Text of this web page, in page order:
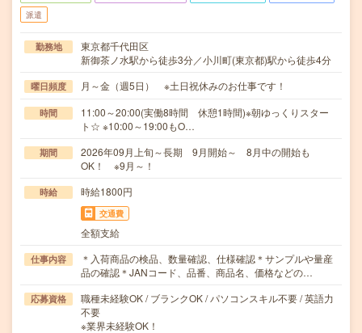
派遣
勤務地
東京都千代田区
新御茶ノ水駅から徒歩3分／小川町(東京都)駅から徒歩4分
曜日頻度 月～金（週5日） ※土日祝休みのお仕事です！
時間
11:00～20:00(実働8時間 休憩1時間)※朝ゆっくりスター
ト☆ ※10:00～19:00もO…
期間
2026年09月上旬～長期 9月開始～ 8月中の開始も
OK！ ※9月～！
時給 時給1800円
交通費
全額支給
仕事内容
＊入荷商品の検品、数量確認、仕様確認＊サンプルや量産
品の確認＊JANコード、品番、商品名、価格などの…
応募資格
職種未経験OK / ブランクOK / パソコンスキル不要 / 英語力
不要
※業界未経験OK！